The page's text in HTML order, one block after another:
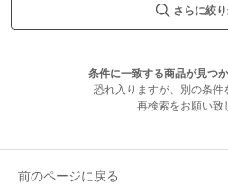
さらに絞
条件に一致する商品が見つ
恐れ入りますが、別の条件
再検索をお願い致
前のページに戻る